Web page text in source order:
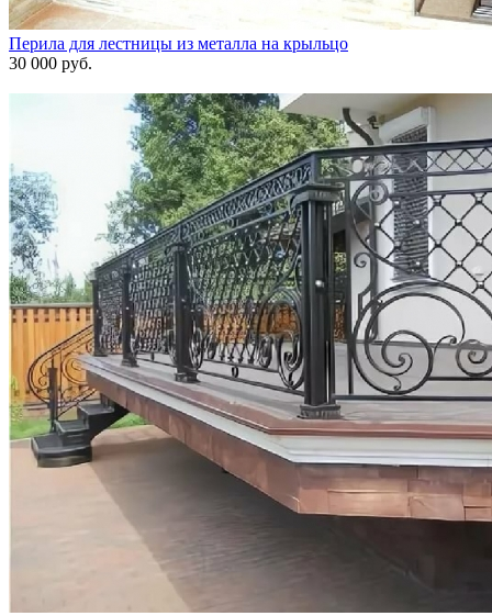
Перила для лестницы из металла на крыльцо
30 000 руб.